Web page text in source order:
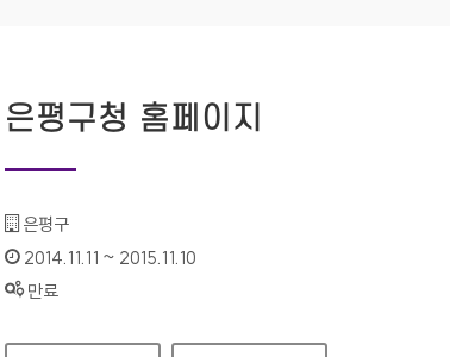
은평구청 홈페이지
기관명 :
은평구
인증기간 :
2014.11.11 ~ 2015.11.10
상태 :
만료